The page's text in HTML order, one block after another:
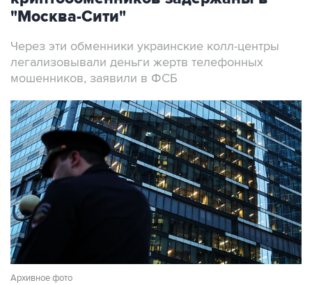
"Москва-Сити"
Через эти обменники украинские колл-центры
легализовывали деньги жертв телефонных
мошенников, заявили в ФСБ
Архивное фото